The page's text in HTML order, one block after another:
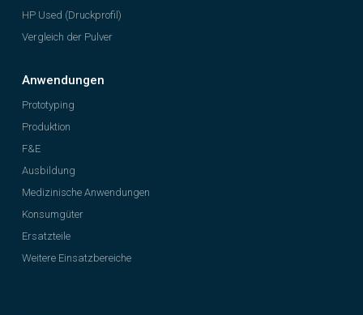
HP Used (Druckprofil)
Vergleich der Pulver
Anwendungen
Prototyping
Produktion
F&E
Ausbildung
Medizinische Anwendungen
Konsumgüter
Ersatzteile
Weitere Einsatzbereiche